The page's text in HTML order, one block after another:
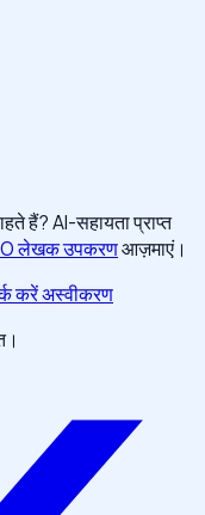
हैं? AI-सहायता प्राप्त
लेखक उपकरणआज़माएं।
करेंअस्वीकरण